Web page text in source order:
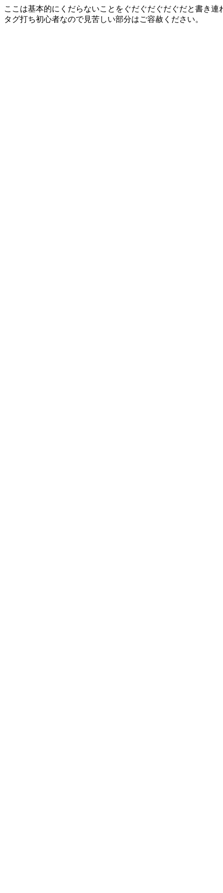
ここは基本的にくだらないことをぐだぐだぐだぐだと書き
タグ打ち初心者なので見苦しい部分はご容赦ください。